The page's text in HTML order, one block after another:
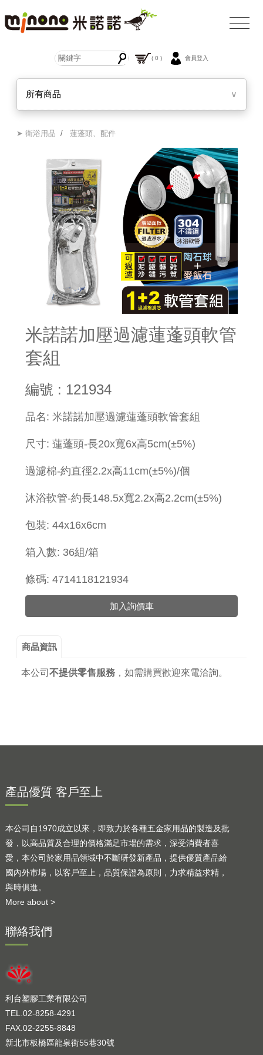
( 0 ) 會員登入
所有商品 ∨
➤ 衛浴用品 /蓮蓬頭、配件
米諾諾加壓過濾蓮蓬頭軟管
套組
編號 : 121934
品名: 米諾諾加壓過濾蓮蓬頭軟管套組
尺寸: 蓮蓬頭-長20x寬6x高5cm(±5%)
過濾棉-約直徑2.2x高11cm(±5%)/個
沐浴軟管-約長148.5x寬2.2x高2.2cm(±5%)
包裝: 44x16x6cm
箱入數: 36組/箱
條碼: 4714118121934
加入詢價車
商品資訊
本公司 不提供零售服務， 如需購買歡迎來電洽詢。
產品優質 客戶至上
本公司自1970成立以來，即致力於各種五金家用品的製造及批
發，以高品質及合理的價格滿足市場的需求，深受消費者喜
愛，本公司於家用品領域中不斷研發新產品，提供優質產品給
國內外市場，以客戶至上，品質保證為原則，力求精益求精，
與時俱進。
More about >
聯絡我們
利台塑膠工業有限公司
TEL.02-8258-4291
FAX.02-2255-8848
新北市板橋區龍泉街55巷30號